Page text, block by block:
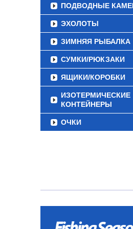
ПОДВОДНЫЕ
ЭХОЛОТЫ
ЗИМНЯЯ РЫБАЛКА
СУМКИ/РЮКЗАКИ
ЯЩИКИ/КОРОБКИ
ИЗОТЕРМИЧЕСКИЕ
КОНТЕЙНЕРЫ
ОЧКИ